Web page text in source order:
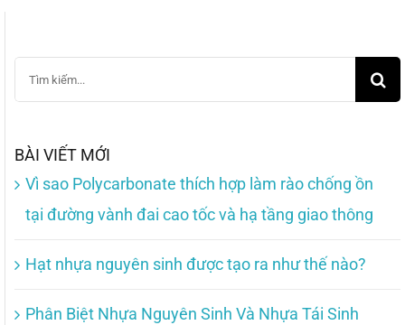
Search
for:
BÀI VIẾT MỚI
Vì sao Polycarbonate thích hợp làm rào chống ồn
tại đường vành đai cao tốc và hạ tầng giao thông
Hạt nhựa nguyên sinh được tạo ra như thế nào?
Phân Biệt Nhựa Nguyên Sinh Và Nhựa Tái Sinh